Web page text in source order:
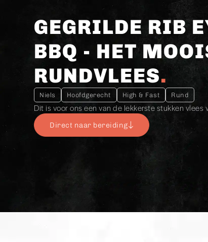
GEGRILDE RIB
BBQ - HET
RUNDVLEES
Niels Hoofdgerecht High & Fast Rund
Dit is voor ons een van de lekkerste stukken vlees
Direct naar bereiding